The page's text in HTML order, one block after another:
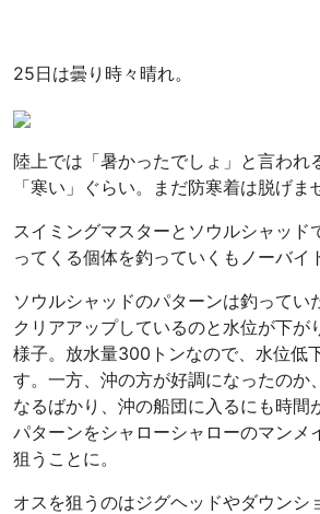
25日は曇り時々晴れ。
陸上では「暑かったでしょ」と言われ
「寒い」ぐらい。まだ防寒着は脱げま
スイミングマスターとソウルシャッド
ってくる個体を釣っていくもノーバイ
ソウルシャッドのパターンは釣ってい
クリアアップしているのと水位が下が
様子。放水量300トンなので、水位低
す。一方、沖の方が好調になったのか
なるばかり、沖の船団に入るにも時間
パターンをシャローシャローのマンメ
狙うことに。
オスを狙うのはジグヘッドやダウンシ